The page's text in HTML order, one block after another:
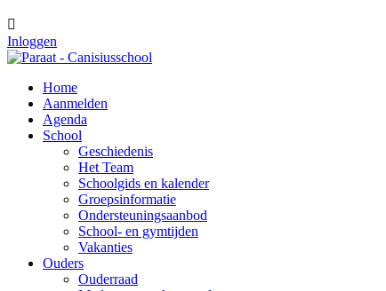

Inloggen
Home
Aanmelden
Agenda
School
Geschiedenis
Het Team
Schoolgids en kalender
Groepsinformatie
Ondersteuningsaanbod
School- en gymtijden
Vakanties
Ouders
Ouderraad